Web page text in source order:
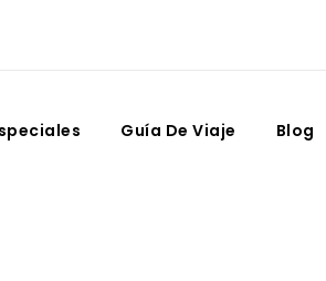
Guía De Viaje Blog